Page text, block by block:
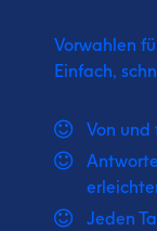
Vorwahlen
Einfach,
Von und
Jeden